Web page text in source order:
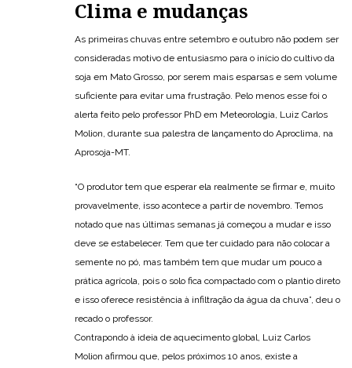
Clima e mudanças
As primeiras chuvas entre setembro e outubro não podem ser
consideradas motivo de entusiasmo para o início do cultivo da
soja em Mato Grosso, por serem mais esparsas e sem volume
suficiente para evitar uma frustração. Pelo menos esse foi o
alerta feito pelo professor PhD em Meteorologia, Luiz Carlos
Molion, durante sua palestra de lançamento do Aproclima, na
Aprosoja-MT.
“O produtor tem que esperar ela realmente se firmar e, muito
provavelmente, isso acontece a partir de novembro. Temos
notado que nas últimas semanas já começou a mudar e isso
deve se estabelecer. Tem que ter cuidado para não colocar a
semente no pó, mas também tem que mudar um pouco a
prática agrícola, pois o solo fica compactado com o plantio direto
e isso oferece resistência à infiltração da água da chuva”, deu o
recado o professor.
Contrapondo à ideia de aquecimento global, Luiz Carlos
Molion afirmou que, pelos próximos 10 anos, existe a